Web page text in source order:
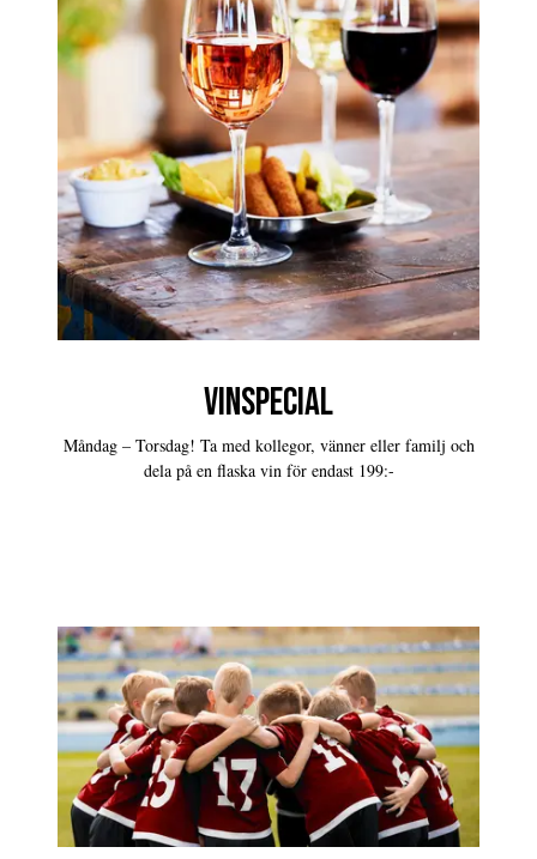
VINSPECIAL
Måndag – Torsdag! Ta med kollegor, vänner eller familj och
dela på en flaska vin för endast 199:-